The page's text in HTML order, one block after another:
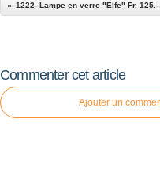
1222- Lampe en verre "Elfe" Fr. 125.--
Commenter cet article
Ajouter un